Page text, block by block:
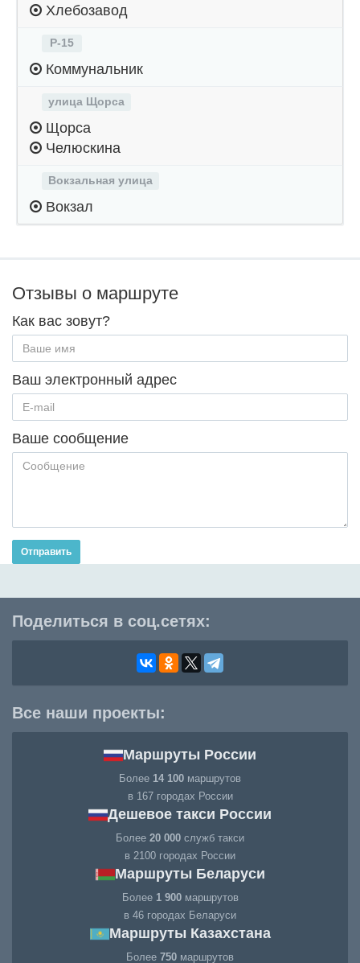
Хлебозавод
Р-15
Коммунальник
улица Щорса
Щорса
Челюскина
Вокзальная улица
Вокзал
Отзывы о маршруте
Как вас зовут?
Ваш электронный адрес
Ваше сообщение
Отправить
Поделиться в соц.сетях:
Все наши проекты:
Маршруты России
Более 14 100 маршрутов
в 167 городах России
Дешевое такси России
Более 20 000 служб такси
в 2100 городах России
Маршруты Беларуси
Более 1 900маршрутов
в 46 городах Беларуси
Маршруты Казахстана
Более 750 маршрутов